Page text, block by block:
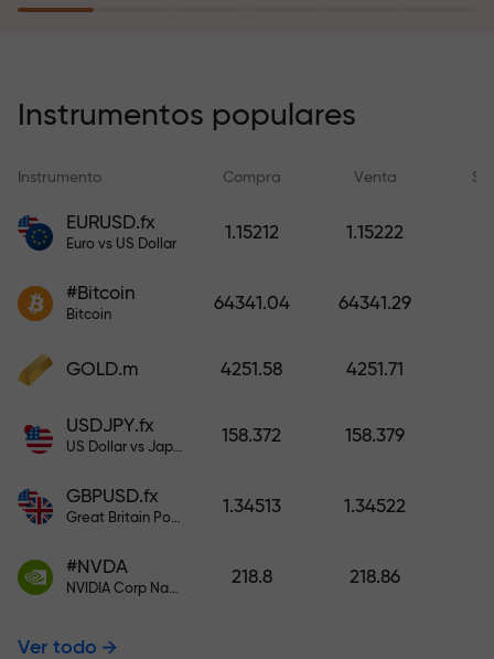
recargar su cuenta.
compensa sus pérdidas y
garantiza triplicar el beneficio
tranquilidad: su capital está
bono mil veces mayor que su
depósito, mayor será el
Instrumentos populares
Instrumento Compra Venta
EURUSD.fx
Euro vs US Dollar
1.15212 1.15222
#Bitcoin
Bitcoin
64341.04 64341.29
GOLD.m 4251.58 4251.71
USDJPY.fx
US Dollar vs Japanese Yen
158.372 158.379
GBPUSD.fx
Great Britain Pound vs US Dollar
1.34513 1.34522
#NVDA
NVIDIA Corp Nasdaq Stock Exchange (Nasdaq) USD
218.8 218.86
Ver todo